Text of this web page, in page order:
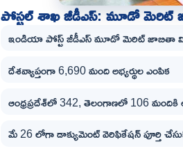
పోస్టల్ శాఖ జీడీఎస్: మూడో మెరిట్
ఇండియా పోస్ట్ జీడీఎస్ మూడో మెరిట్ జాబితా
దేశవ్యాప్తంగా 6,690 మంది అభ్యర్థుల ఎంపిక
ఆంధ్రప్రదేశ్‌లో 342, తెలంగాణలో 106
మే 26 లోగా డాక్యుమెంట్ వెరిఫికేషన్ పూర్తి